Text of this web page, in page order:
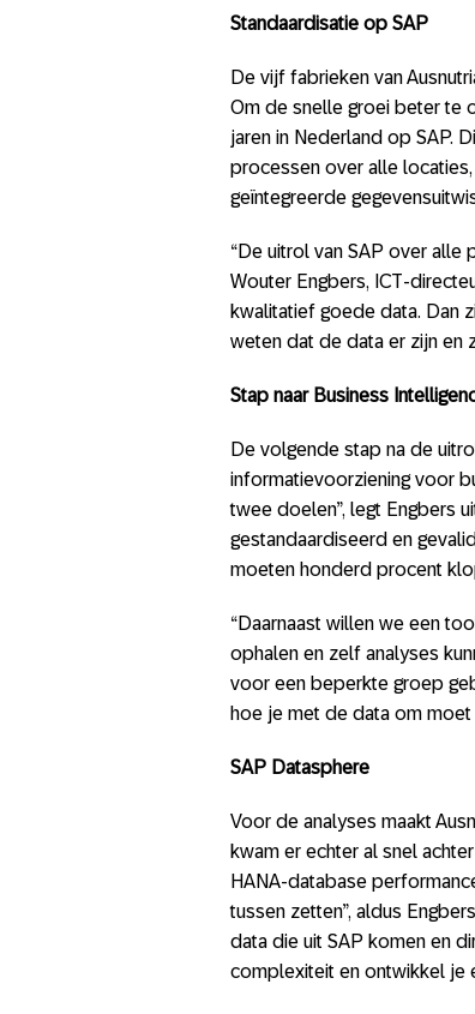
Standaardisatie op SAP
De vijf fabrieken van
Om de snelle groei beter te
jaren in Nederland op SAP.
processen over alle
geïntegreerde
“De uitrol van SAP over alle
Wouter Engbers, ICT-
kwalitatief goede data. Dan
weten dat de data er zijn en
Stap naar Business
De volgende stap na de
informatievoorziening voor
twee doelen”, legt Engbers
gestandaardiseerd en
moeten honderd procent
“Daarnaast willen we een
ophalen en zelf analyses
voor een beperkte groep
hoe je met de data om moet
SAP Datasphere
Voor de analyses maakt
kwam er echter al snel
HANA-database
tussen zetten”, aldus
data die uit SAP komen en
complexiteit en ontwikkel je